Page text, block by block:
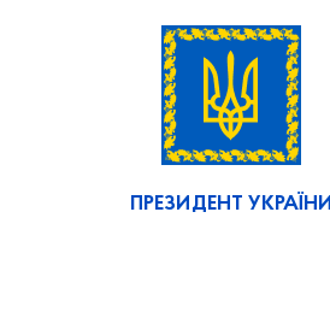
ПРЕЗИДЕНТ УКРАЇНИ